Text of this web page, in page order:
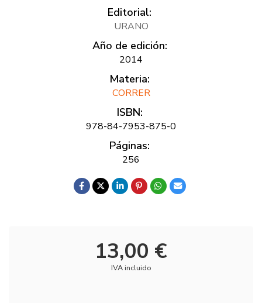
Editorial:
URANO
Año de edición:
2014
Materia:
CORRER
ISBN:
978-84-7953-875-0
Páginas:
256
13,00 €
IVA incluido